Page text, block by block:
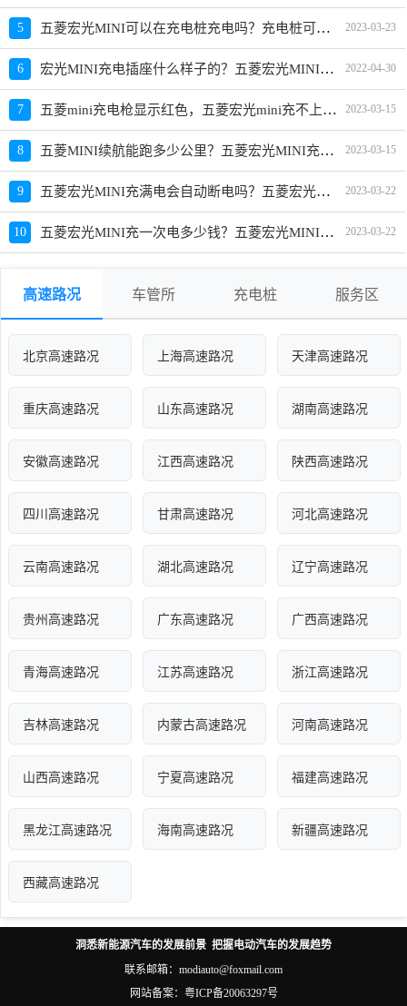
5 五菱宏光MINI可以在充电桩充电吗？充电桩可以充五菱宏光MINI吗 2023-03-23
6 宏光MINI充电插座什么样子的？五菱宏光MINI充电插座多少A 2022-04-30
7 五菱mini充电枪显示红色，五菱宏光mini充不上电怎么回事 2023-03-15
8 五菱MINI续航能跑多少公里？五菱宏光MINI充满电能跑多远 2023-03-15
9 五菱宏光MINI充满电会自动断电吗？五菱宏光MINI充满电需要多久 2023-03-22
10 五菱宏光MINI充一次电多少钱？五菱宏光MINI充满多少度电 2023-03-22
高速路况 车管所 充电桩 服务区
北京高速路况 上海高速路况 天津高速路况
重庆高速路况 山东高速路况 湖南高速路况
安徽高速路况 江西高速路况 陕西高速路况
四川高速路况 甘肃高速路况 河北高速路况
云南高速路况 湖北高速路况 辽宁高速路况
贵州高速路况 广东高速路况 广西高速路况
青海高速路况 江苏高速路况 浙江高速路况
吉林高速路况 内蒙古高速路况 河南高速路况
山西高速路况 宁夏高速路况 福建高速路况
黑龙江高速路况 海南高速路况 新疆高速路况
西藏高速路况
洞悉新能源汽车的发展前景 把握电动汽车的发展趋势
联系邮箱：modiauto@foxmail.com
网站备案： 粤ICP备20063297号